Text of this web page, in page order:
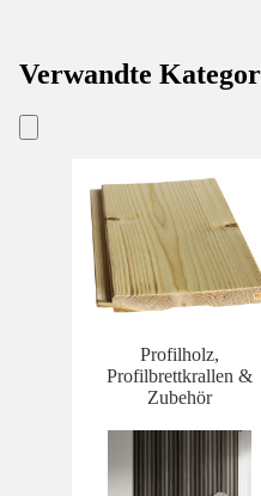
Verwandte
Profilholz,
Profilbrettkrallen &
Zubehör